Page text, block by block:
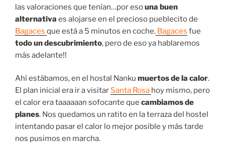
las valoraciones que tenían…por esouna buen
alternativa es alojarse en el precioso pueblecito de
Bagaces que está a 5 minutos en coche. Bagaces fue
todo un descubrimiento, pero de eso ya hablaremos
más adelante!!
Ahí estábamos, en el hostal Nanku muertos de la calor.
El plan inicial era ir a visitarSanta Rosa hoy mismo, pero
el calor era taaaaaan sofocante que cambiamos de
planes. Nos quedamos un ratito en la terraza del hostel
intentando pasar el calor lo mejor posible y más tarde
nos pusimos en marcha.